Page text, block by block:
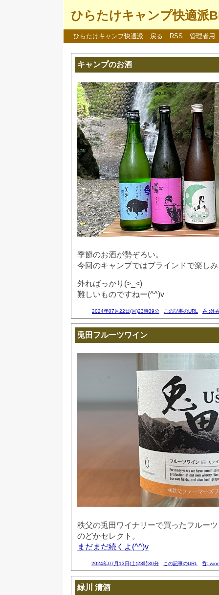
ひらたけキャンプ快適派
ひらたけキャンプ快適派 戻る RSS 管理者用
キャンプのお酒
季節のお酒が勢ぞろい。
今回のキャンプではブラインドで楽し
外ればっかり(>_<)
難しいものですねー(^^)v
2024年07月22日(月)23時39分 この記事のURL 呑::外
兎田フルーツワイン
秩父の兎田ワイナリーで買ったフルー
のどかセレクト。
まだまだ続くよ(^^)v
2024年07月13日(土)23時30分 この記事のURL 呑
緑川 清酒